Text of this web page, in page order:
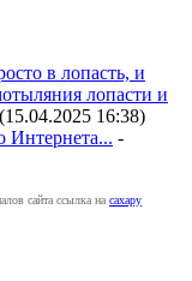
в лопасть, и
лопасти и
(15.04.2025 16:38)
Интернета... -
сайта ссылка на caxapу